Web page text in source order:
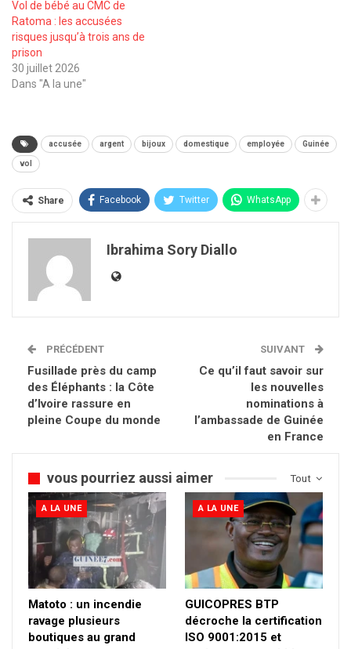
Vol de bébé au CMC de
Ratoma : les accusées
risques jusqu’à trois ans de
prison
30 juillet 2026
Dans "A la une"
accusée argent bijoux domestique employée Guinée
vol
Share Facebook Twitter WhatsApp
Ibrahima Sory Diallo
PRÉCÉDENT
Fusillade près du camp
des Éléphants : la Côte
d’Ivoire rassure en
pleine Coupe du monde
SUIVANT
Ce qu’il faut savoir sur
les nouvelles
nominations à
l’ambassade de Guinée
en France
Tout
vous pourriez aussi aimer
A LA UNE
Matoto : un incendie
ravage plusieurs
boutiques au grand
A LA UNE
GUICOPRES BTP
décroche la certification
ISO 9001:2015 et